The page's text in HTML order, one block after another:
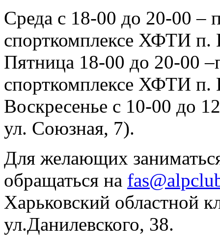
Среда с 18-00 до 20-00 –
спорткомплексе ХФТИ п.
Пятница 18-00 до 20-00
спорткомплексе ХФТИ п.
Воскресенье с 10-00 до
ул. Союзная, 7).
Для желающих
обращаться на
Харьковский областной
ул.Данилевского, 38.